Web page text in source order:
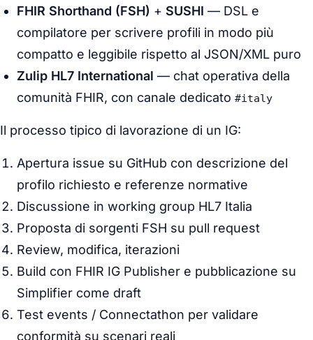
FHIR Shorthand (FSH) + SUSHI — DSL e
compilatore per scrivere profili in modo più
compatto e leggibile rispetto al JSON/XML puro
Zulip HL7 International — chat operativa della
comunità FHIR, con canale dedicato #italy
Il processo tipico di lavorazione di un IG:
Apertura issue su GitHub con descrizione del
profilo richiesto e referenze normative
Discussione in working group HL7 Italia
Proposta di sorgenti FSH su pull request
Review, modifica, iterazioni
Build con FHIR IG Publisher e pubblicazione su
Simplifier come draft
Test events / Connectathon per validare
conformità su scenari reali